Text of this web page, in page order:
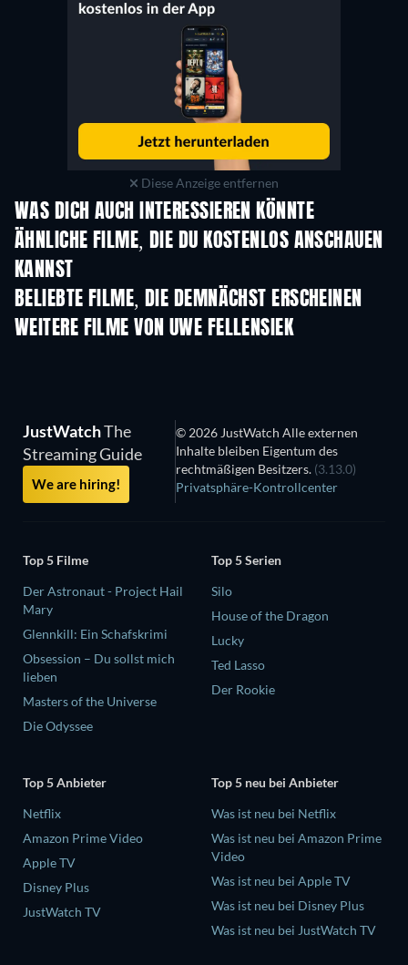
Diese Anzeige entfernen
WAS DICH AUCH INTERESSIEREN KÖNNTE
ÄHNLICHE FILME, DIE DU KOSTENLOS ANSCHAUEN
KANNST
BELIEBTE FILME, DIE DEMNÄCHST ERSCHEINEN
WEITERE FILME VON UWE FELLENSIEK
JustWatchThe
Streaming Guide
We are hiring!
© 2026 JustWatch Alle externen
Inhalte bleiben Eigentum des
rechtmäßigen Besitzers. (3.13.0)
Privatsphäre-Kontrollcenter
Top 5 Filme
Der Astronaut - Project Hail
Mary
Glennkill: Ein Schafskrimi
Obsession – Du sollst mich
lieben
Masters of the Universe
Die Odyssee
Top 5 Serien
Silo
House of the Dragon
Lucky
Ted Lasso
Der Rookie
Top 5 Anbieter
Netflix
Amazon Prime Video
Apple TV
Disney Plus
JustWatch TV
Top 5 neu bei Anbieter
Was ist neu bei Netflix
Was ist neu bei Amazon Prime
Video
Was ist neu bei Apple TV
Was ist neu bei Disney Plus
Was ist neu bei JustWatch TV